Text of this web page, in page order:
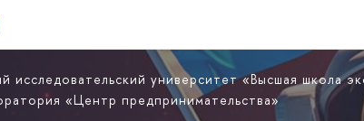
исследовательский университет «Высшая школа
«Центр предпринимательства»